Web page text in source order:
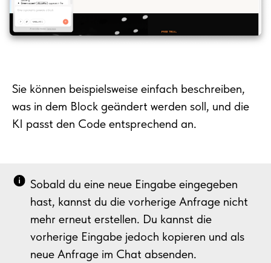
Sie können beispielsweise einfach beschreiben,
was in dem Block geändert werden soll, und die
KI passt den Code entsprechend an.
Sobald du eine neue Eingabe eingegeben
hast, kannst du die vorherige Anfrage nicht
mehr erneut erstellen. Du kannst die
vorherige Eingabe jedoch kopieren und als
neue Anfrage im Chat absenden.